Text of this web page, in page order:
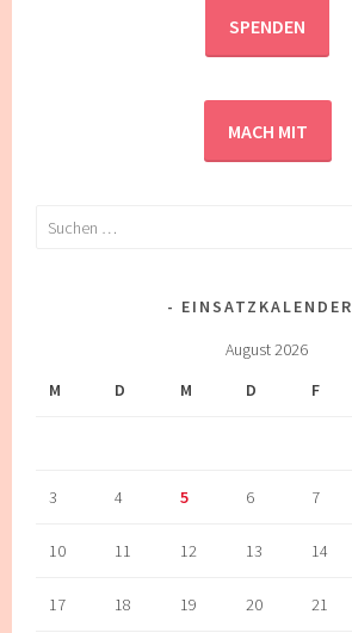
SPENDEN
MACH MIT
Suchen
EINSATZKALENDER
August 2026
M
D M D F
3 4 5 6 7
10 11 12 13 14
17 18 19 20 21